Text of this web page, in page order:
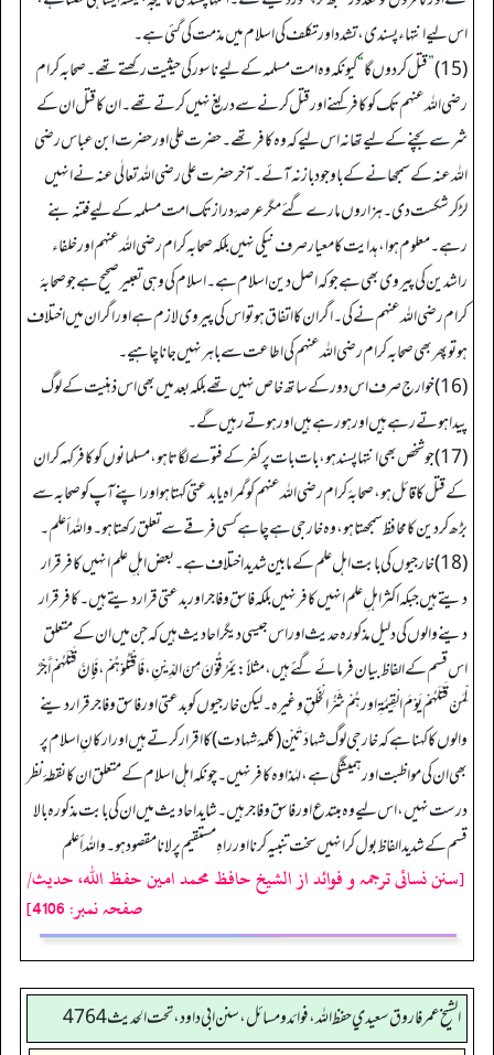
اس لیے انتہاء پسندی، تشدد اور تکلف کی اسلام میں مذمت کی گئی ہے۔
(15)
”قتل کر دوں گا“کیونکہ وہ امت مسلمہ کے لیے ناسور کی حیثیت رکھتے تھے۔ صحابہ کرام
رضی اللہ عنہم تک کو کافر کہنے اور قتل کرنے سے دریغ نہیں کرتے تھے۔ ان کا قتل ان کے
شر سے بچنے کے لیے تھا نہ اس لیے کہ وہ کافر تھے۔ حضرت علی اور حضرت ابن عباس رضی
اللہ عنہ کے سمجھانے کے باوجود باز نہ آئے۔ آخر حضرت علی رضی اللہ تعالٰی عنہ نے انہیں
لڑکر شکست دی۔ ہزاروں مارے گئے مگر عرصۂ دراز تک امت مسلمہ کے لیے فتنہ بنے
رہے۔ معلوم ہوا، ہدایت کا معیار صرف نیکی نہیں بلکہ صحابہ کرام رضی اللہ عنہم اور خلفاء
راشدین کی پیروی بھی ہے جو کہ اصل دین اسلام ہے۔ اسلام کی وہی تعبیر صحیح ہے جو صحابۂ
کرام رضی اللہ عنہم نے کی۔ اگر ان کا اتفاق ہو تو اس کی پیروی لازم ہے اور اگر ان میں اختلاف
ہو تو پھر بھی صحابہ کرام رضی اللہ عنہم کی اطاعت سے باہر نہیں جانا چاہیے۔
(16) خوارج صرف اس دور کے ساتھ خاص نہیں تھے بلکہ بعد میں بھی اس ذہنیت کے لوگ
پیدا ہوتے رہے ہیں اور ہو رہے ہیں اور ہوتے رہیں گے۔
(17) جو شخص بھی انتہا پسند ہو، بات بات پر کفر کے فتوے لگاتا ہو، مسلمانوں کو کافر کہہ کر ان
کے قتل کا قائل ہو، صحابۂ کرام رضی اللہ عنہم کو گمراہ یا بدعتی کہتا ہو اور اپنے آپ کو صحابہ سے
بڑھ کر دین کا محافظ سمجھتا ہو، وہ خارجی ہے چاہے کسی فرقے سے تعلق رکھتا ہو۔ و اللہ أعلم۔
(18) خارجیوں کی بابت اہل علم کے مابین شدید اختلاف ہے۔ بعض اہلِ علم انہیں کافر قرار
دیتے ہیں جبکہ اکثر اہلِ علم انہیں کافر نہیں بلکہ فاسق و فاجر اور بدعتی قرار دیتے ہیں۔ کافر قرار
دینے والوں کی دلیل مذکورہ حدیث اور اس جیسی دیگر احادیث ہیں کہ جن میں ان کے متعلق
اس قسم کے الفاظ بیان فرمائے گئے ہیں، مثلاً: یَمْرُقُوْنَ مِنَ الدِّیْنِ، فَاقْتُلُوْهُمْ، فَإِنَّ قَتْلَهُمْ أَجْرٌ
لِّمَنْ قَتَلَهُمْ یَوْمَ الْقِیٰمَةِ اور هُمْ شَرُّ الْخَلْقِ وغیرہ۔ لیکن خارجیوں کو بدعتی اور فاسق و فاجر قرار دینے
والوں کا کہنا ہے کہ خارجی لوگ شہادَتَیْن (کلمۂ شہادت) کا اقرار کرتے ہیں اور ارکانِ اسلام پر
بھی ان کی مواظبت اور ہمیشگی ہے، لہٰذا وہ کافر نہیں۔ چونکہ اہل اسلام کے متعلق ان کا نقطۂ نظر
درست نہیں، اس لیے وہ مبتدع اور فاسق و فاجر ہیں۔ شاید احادیث میں ان کی بابت مذکورہ بالا
قسم کے شدید الفاظ بول کر انہیں سخت تنبیہ کرنا اور راہِ مستقیم پر لانا مقصود ہو۔ و اللہ أعلم
[سنن نسائی ترجمہ و فوائد از الشیخ حافظ محمد امین حفظ اللہ، حدیث/
صفحہ نمبر: 4106]
الشيخ عمر فاروق سعيدي حفظ الله، فوائد و مسائل، سنن ابي داود ، تحت الحديث 4764